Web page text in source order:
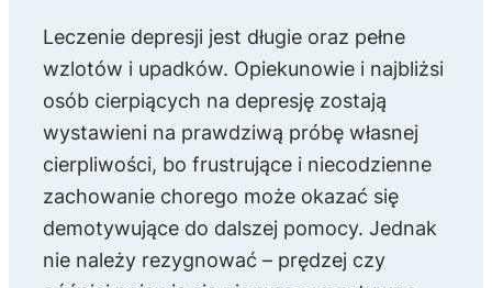
Leczenie depresji jest długie oraz pełne
wzlotów i upadków. Opiekunowie i najbliżsi
osób cierpiących na depresję zostają
wystawieni na prawdziwą próbę własnej
cierpliwości, bo frustrujące i niecodzienne
zachowanie chorego może okazać się
demotywujące do dalszej pomocy. Jednak
nie należy rezygnować – prędzej czy